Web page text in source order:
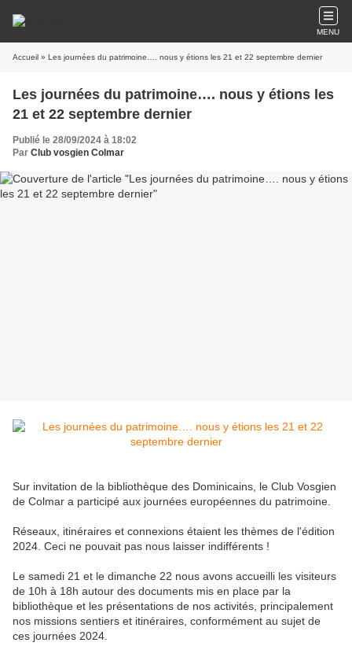
MENU
Accueil » Les journées du patrimoine…. nous y étions les 21 et 22 septembre dernier
Les journées du patrimoine…. nous y étions les
21 et 22 septembre dernier
Publié le 28/09/2024 à 18:02
Par Club vosgien Colmar
Sur invitation de la bibliothèque des Dominicains, le Club Vosgien
de Colmar a participé aux journées européennes du patrimoine.
Réseaux, itinéraires et connexions étaient les thèmes de l'édition
2024. Ceci ne pouvait pas nous laisser indifférents !
Le samedi 21 et le dimanche 22 nous avons accueilli les visiteurs
de 10h à 18h autour des documents mis en place par la
bibliothèque et les présentations de nos activités, principalement
nos missions sentiers et itinéraires, conformément au sujet de
ces journées 2024.